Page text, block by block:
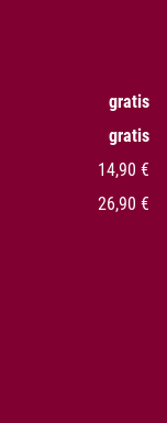
gratis
gratis
14,90 €
26,90 €